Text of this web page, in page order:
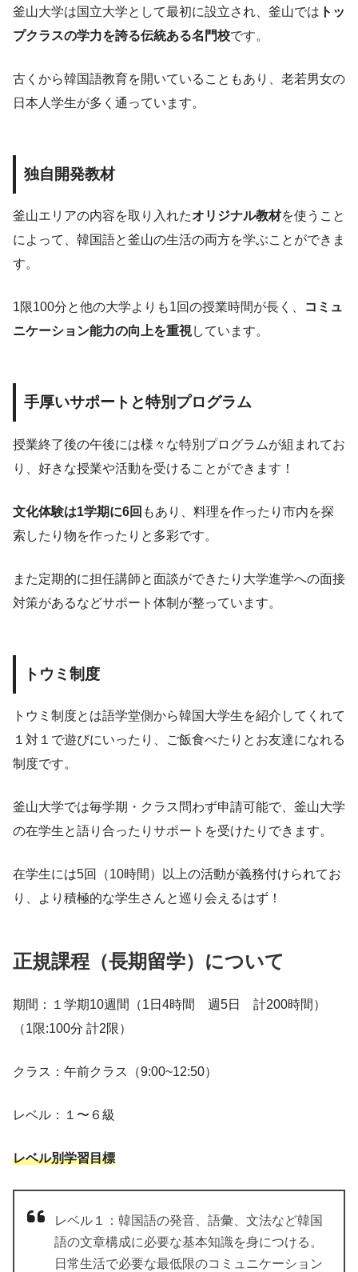
釜山大学は国立大学として最初に設立され、釜山では トッ
プクラスの学力を誇る伝統ある名門校です。
古くから韓国語教育を開いていることもあり、老若男女の
日本人学生が多く通っています。
独自開発教材
釜山エリアの内容を取り入れたオリジナル教材を使うこと
によって、韓国語と釜山の生活の両方を学ぶことができま
す。
1限100分と他の大学よりも1回の授業時間が長く、
コミュ
ニケーション能力の向上を重視しています。
手厚いサポートと特別プログラム
授業終了後の午後には様々な特別プログラムが組まれてお
り、好きな授業や活動を受けることができます！
文化体験は1学期に6回 もあり、料理を作ったり市内を探
索したり物を作ったりと多彩です。
また定期的に担任講師と面談ができたり大学進学への面接
対策があるなどサポート体制が整っています。
トウミ制度
トウミ制度とは語学堂側から韓国大学生を紹介してくれて
１対１で遊びにいったり、ご飯食べたりとお友達になれる
制度です。
釜山大学では毎学期・クラス問わず申請可能で、釜山大学
の在学生と語り合ったりサポートを受けたりできます。
在学生には5回（10時間）以上の活動が義務付けられてお
り、より積極的な学生さんと巡り会えるはず！
正規課程（長期留学）について
期間：１学期10週間（1日4時間 週5日 計200時間）
（1限:100分 計2限）
クラス：午前クラス（9:00~12:50）
レベル：１〜６級
レベル別学習目標
レベル１：韓国語の発音、語彙、文法など韓国
語の文章構成に必要な基本知識を身につける。
日常生活で必要な最低限のコミュニケーション